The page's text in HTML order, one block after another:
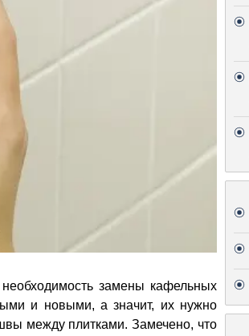
замены кафельных
и новыми, а значит, их нужно
между плитками. Замечено, что